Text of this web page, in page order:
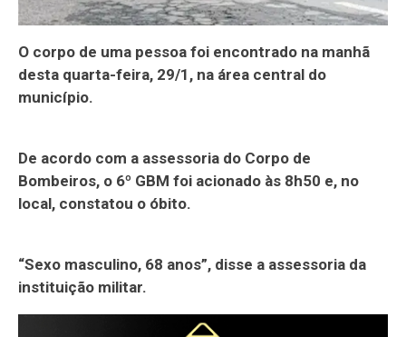
O corpo de uma pessoa foi encontrado na manhã
desta quarta-feira, 29/1, na área central do
município.
De acordo com a assessoria do Corpo de
Bombeiros, o 6º GBM foi acionado às 8h50 e, no
local, constatou o óbito.
“Sexo masculino, 68 anos”, disse a assessoria da
instituição militar.